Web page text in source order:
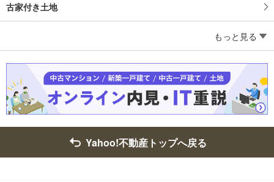
古家付き土地
もっと見る
Yahoo!不動産トップへ戻る